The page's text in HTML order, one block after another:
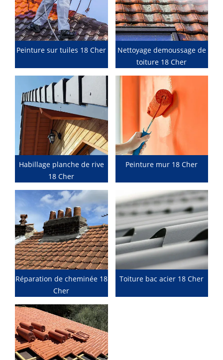
Peinture sur tuiles 18 Cher
Nettoyage demoussage de
toiture 18 Cher
Habillage planche de rive
18 Cher
Peinture mur 18 Cher
Réparation de cheminée 18
Cher
Toiture bac acier 18 Cher